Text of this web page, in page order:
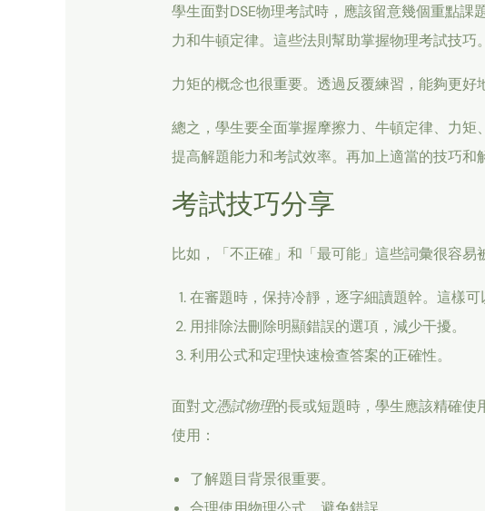
學生面對DSE物理考試時，應該留意幾個重點課
力和牛頓定律。這些法則幫助掌握物理考試技巧。
力矩的概念也很重要。透過反覆練習，能夠更好
總之，學生要全面掌握摩擦力、牛頓定律、力
提高解題能力和考試效率。再加上適當的技巧和
考試技巧分享
比如，「不正確」和「最可能」這些詞彙很容易
在審題時，保持冷靜，逐字細讀題幹。這樣可
用排除法刪除明顯錯誤的選項，減少干擾。
利用公式和定理快速檢查答案的正確性。
面對文憑試物理的長或短題時，學生應該精確使
使用：
了解題目背景很重要。